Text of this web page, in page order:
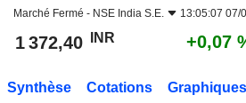
Marché Fermé - NSE India S.E. 13:05:07 07/
1 372,40 INR +0,07
Synthèse Cotations Graphiques